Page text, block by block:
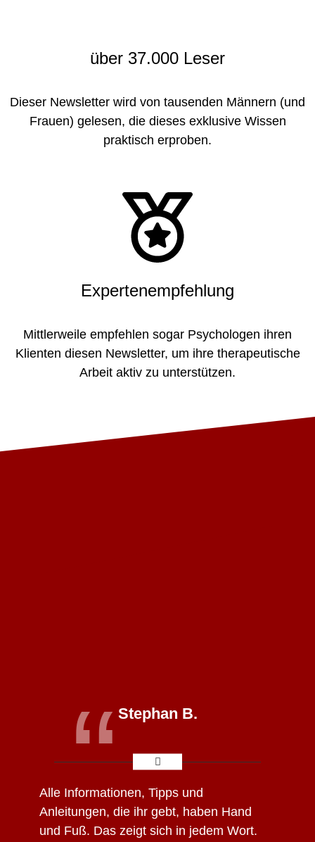
über 37.000 Leser
Dieser Newsletter wird von tausenden Männern (und
Frauen) gelesen, die dieses exklusive Wissen
praktisch erproben.
Expertenempfehlung
Mittlerweile empfehlen sogar Psychologen ihren
Klienten diesen Newsletter, um ihre therapeutische
Arbeit aktiv zu unterstützen.
Stephan B.
“
Alle Informationen, Tipps und
Anleitungen, die ihr gebt, haben Hand
und Fuß. Das zeigt sich in jedem Wort.